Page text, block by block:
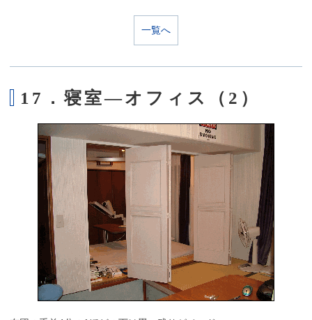
一覧へ
17．寝室―オフィス（2）